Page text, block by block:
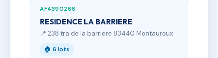
AF4390266
RESIDENCE LA BARRIERE
📍 238 tra de la barriere 83440 Montauroux
🏠 6 lots